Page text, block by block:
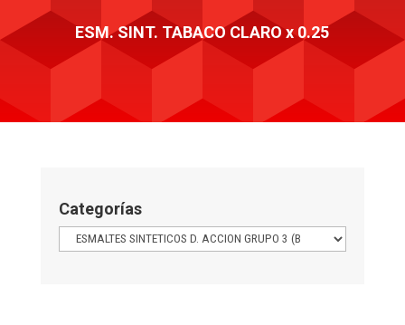
ESM. SINT. TABACO CLARO x 0.25
Categorías